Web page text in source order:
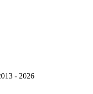
- 2026